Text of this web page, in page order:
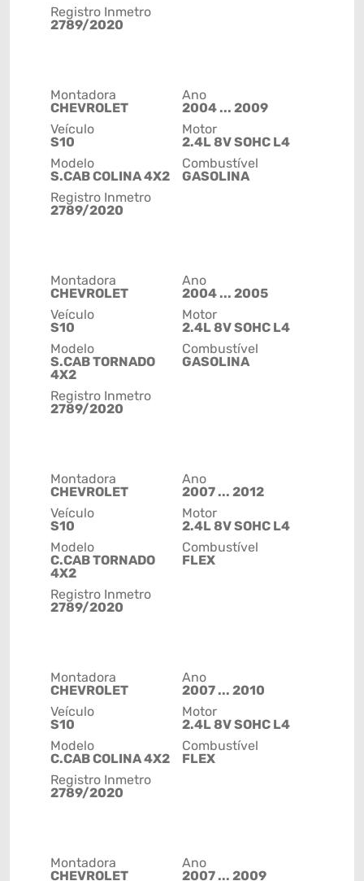
Registro Inmetro
2789/2020
Montadora
CHEVROLET
Veículo
S10
Modelo
S.CAB COLINA 4X2
Ano
2004 ... 2009
Motor
2.4L 8V SOHC L4
Combustível
GASOLINA
Registro Inmetro
2789/2020
Montadora
CHEVROLET
Veículo
S10
Modelo
S.CAB TORNADO
4X2
Ano
2004 ... 2005
Motor
2.4L 8V SOHC L4
Combustível
GASOLINA
Registro Inmetro
2789/2020
Montadora
CHEVROLET
Veículo
S10
Modelo
C.CAB TORNADO
4X2
Ano
2007 ... 2012
Motor
2.4L 8V SOHC L4
Combustível
FLEX
Registro Inmetro
2789/2020
Montadora
CHEVROLET
Veículo
S10
Modelo
C.CAB COLINA 4X2
Ano
2007 ... 2010
Motor
2.4L 8V SOHC L4
Combustível
FLEX
Registro Inmetro
2789/2020
Montadora
CHEVROLET
Ano
2007 ... 2009